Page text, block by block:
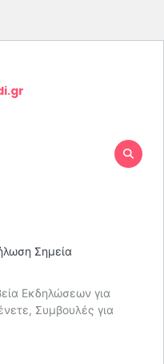
Σημεία
Εκδηλώσεων για
Συμβουλές για